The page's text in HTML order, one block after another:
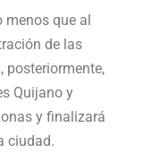
menos que al
de las
posteriormente,
Quijano y
y finalizará
ciudad.